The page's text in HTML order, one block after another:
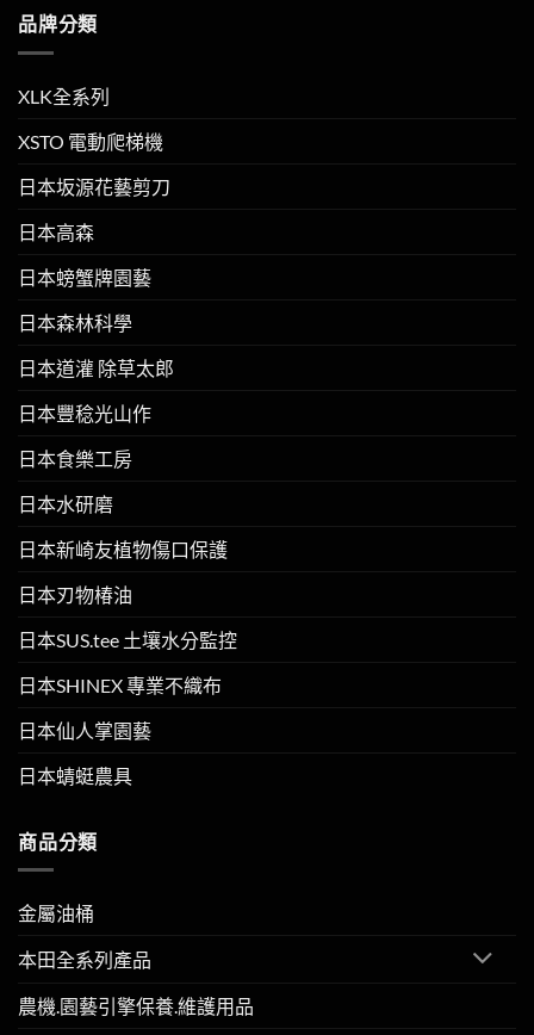
品牌分類
XLK全系列
XSTO 電動爬梯機
日本坂源花藝剪刀
日本高森
日本螃蟹牌園藝
日本森林科學
日本道灌 除草太郎
日本豐稔光山作
日本食樂工房
日本水研磨
日本新崎友植物傷口保護
日本刃物椿油
日本SUS.tee 土壤水分監控
日本SHINEX 專業不織布
日本仙人掌園藝
日本蜻蜓農具
商品分類
金屬油桶
本田全系列產品
農機.園藝引擎保養.維護用品